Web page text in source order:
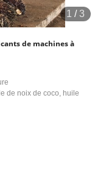
1 /3
de machines à
de noix de coco, huile